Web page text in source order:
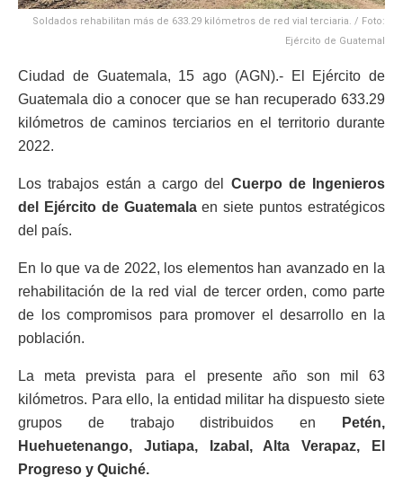
Soldados rehabilitan más de 633.29 kilómetros de red vial terciaria. / Foto:
Ejército de Guatemal
Ciudad de Guatemala, 15 ago (AGN).- El Ejército de
Guatemala dio a conocer que se han recuperado 633.29
kilómetros de caminos terciarios en el territorio durante
2022.
Los trabajos están a cargo del Cuerpo de Ingenieros
del Ejército de Guatemalaen siete puntos estratégicos
del país.
En lo que va de 2022, los elementos han avanzado en la
rehabilitación de la red vial de tercer orden, como parte
de los compromisos para promover el desarrollo en la
población.
La meta prevista para el presente año son mil 63
kilómetros. Para ello, la entidad militar ha dispuesto siete
grupos de trabajo distribuidos en
Petén,
Huehuetenango, Jutiapa, Izabal, Alta Verapaz, El
Progreso y Quiché.